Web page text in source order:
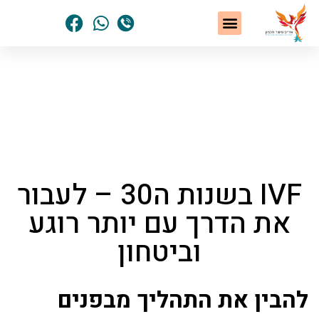
IVF בשנות ה30 – לעבור
את הדרך עם יותר רוגע
וביטחון
להבין את התהליך מבפנים